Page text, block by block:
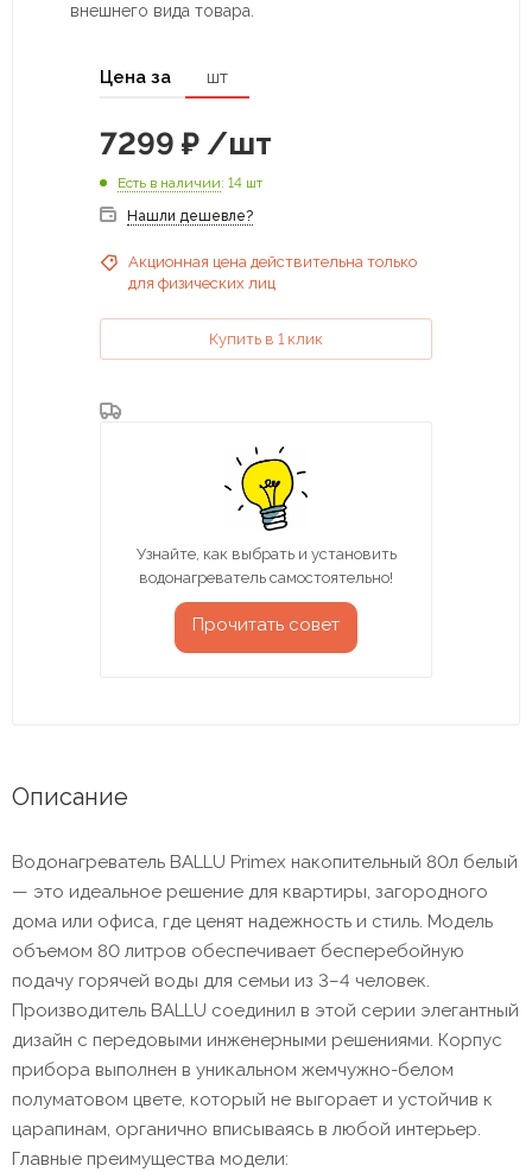
внешнего вида товара.
Цена за шт
7299 ₽ /шт
Есть в наличии: 14 шт
Нашли дешевле?
Акционная цена действительна только
для физических лиц
Купить в 1 клик
Узнайте, как выбрать и установить
водонагреватель самостоятельно!
Прочитать совет
Описание
Водонагреватель BALLU Primex накопительный 80л белый
— это идеальное решение для квартиры, загородного
дома или офиса, где ценят надежность и стиль. Модель
объемом 80 литров обеспечивает бесперебойную
подачу горячей воды для семьи из 3–4 человек.
Производитель BALLU соединил в этой серии элегантный
дизайн с передовыми инженерными решениями. Корпус
прибора выполнен в уникальном жемчужно-белом
полуматовом цвете, который не выгорает и устойчив к
царапинам, органично вписываясь в любой интерьер.
Главные преимущества модели: